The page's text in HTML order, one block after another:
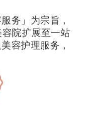
务」为宗旨，
院扩展至一站
容护理服务，